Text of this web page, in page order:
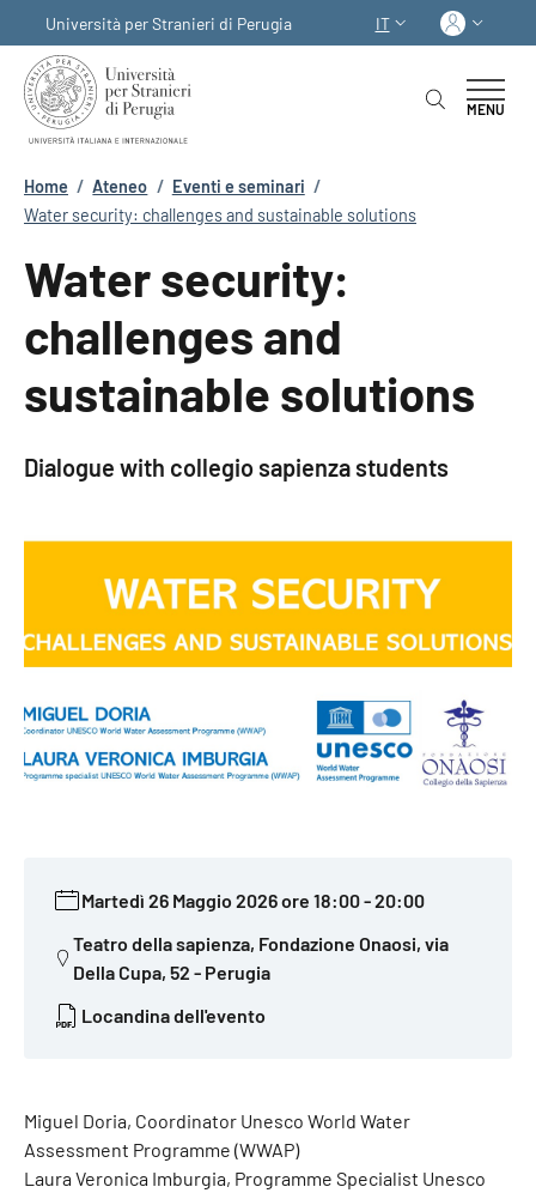
Università per Stranieri di Perugia
SELETTORE LINGUA:
IT
MENU
Briciole di pane
Home / Ateneo / Eventi e seminari /
Water security: challenges and sustainable solutions
Water security:
challenges and
sustainable solutions
Dialogue with collegio sapienza students
Martedì 26 Maggio 2026 ore 18:00-20:00
Teatro della sapienza, Fondazione Onaosi, via
Della Cupa, 52 - Perugia
Locandina dell'evento
Miguel Doria, Coordinator Unesco World Water
Assessment Programme (WWAP)
Laura Veronica Imburgia, Programme Specialist Unesco